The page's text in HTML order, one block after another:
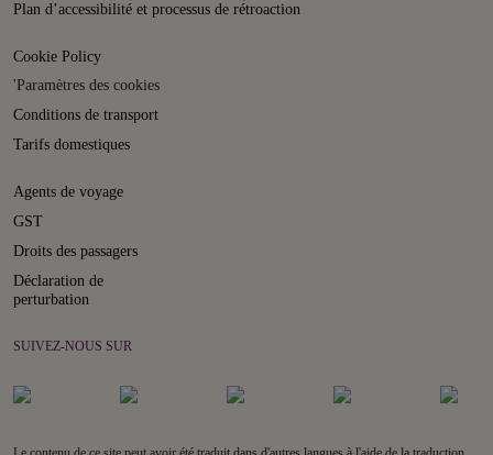
Plan d’accessibilité et processus de rétroaction
Cookie Policy
'Paramètres des cookies
Conditions de transport
Tarifs domestiques
Agents de voyage
GST
Droits des passagers
Déclaration de
perturbation
SUIVEZ-NOUS SUR